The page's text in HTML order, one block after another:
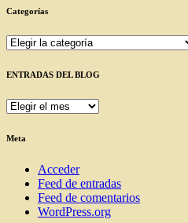
Categorías
Categorías
ENTRADAS DEL BLOG
ENTRADAS
BLOG
Meta
Acceder
Feed de entradas
Feed de comentarios
WordPress.org